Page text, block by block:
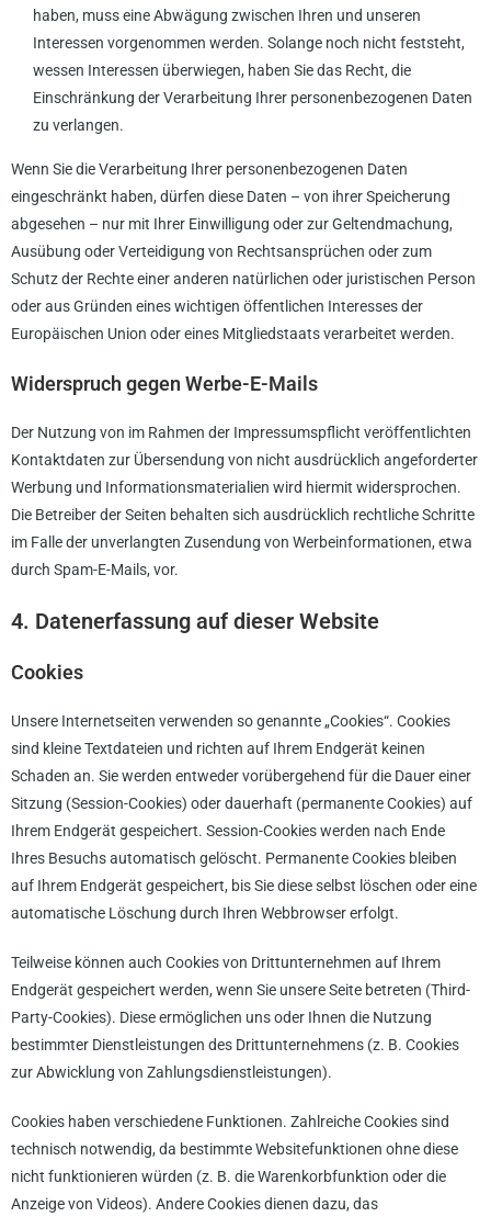
haben, muss eine Abwägung zwischen Ihren und unseren
Interessen vorgenommen werden. Solange noch nicht feststeht,
wessen Interessen überwiegen, haben Sie das Recht, die
Einschränkung der Verarbeitung Ihrer personenbezogenen Daten
zu verlangen.
Wenn Sie die Verarbeitung Ihrer personenbezogenen Daten
eingeschränkt haben, dürfen diese Daten – von ihrer Speicherung
abgesehen – nur mit Ihrer Einwilligung oder zur Geltendmachung,
Ausübung oder Verteidigung von Rechtsansprüchen oder zum
Schutz der Rechte einer anderen natürlichen oder juristischen Person
oder aus Gründen eines wichtigen öffentlichen Interesses der
Europäischen Union oder eines Mitgliedstaats verarbeitet werden.
Widerspruch gegen Werbe-E-Mails
Der Nutzung von im Rahmen der Impressumspflicht veröffentlichten
Kontaktdaten zur Übersendung von nicht ausdrücklich angeforderter
Werbung und Informationsmaterialien wird hiermit widersprochen.
Die Betreiber der Seiten behalten sich ausdrücklich rechtliche Schritte
im Falle der unverlangten Zusendung von Werbeinformationen, etwa
durch Spam-E-Mails, vor.
4. Datenerfassung auf dieser Website
Cookies
Unsere Internetseiten verwenden so genannte „Cookies“. Cookies
sind kleine Textdateien und richten auf Ihrem Endgerät keinen
Schaden an. Sie werden entweder vorübergehend für die Dauer einer
Sitzung (Session-Cookies) oder dauerhaft (permanente Cookies) auf
Ihrem Endgerät gespeichert. Session-Cookies werden nach Ende
Ihres Besuchs automatisch gelöscht. Permanente Cookies bleiben
auf Ihrem Endgerät gespeichert, bis Sie diese selbst löschen oder eine
automatische Löschung durch Ihren Webbrowser erfolgt.
Teilweise können auch Cookies von Drittunternehmen auf Ihrem
Endgerät gespeichert werden, wenn Sie unsere Seite betreten (Third-
Party-Cookies). Diese ermöglichen uns oder Ihnen die Nutzung
bestimmter Dienstleistungen des Drittunternehmens (z. B. Cookies
zur Abwicklung von Zahlungsdienstleistungen).
Cookies haben verschiedene Funktionen. Zahlreiche Cookies sind
technisch notwendig, da bestimmte Websitefunktionen ohne diese
nicht funktionieren würden (z. B. die Warenkorbfunktion oder die
Anzeige von Videos). Andere Cookies dienen dazu, das